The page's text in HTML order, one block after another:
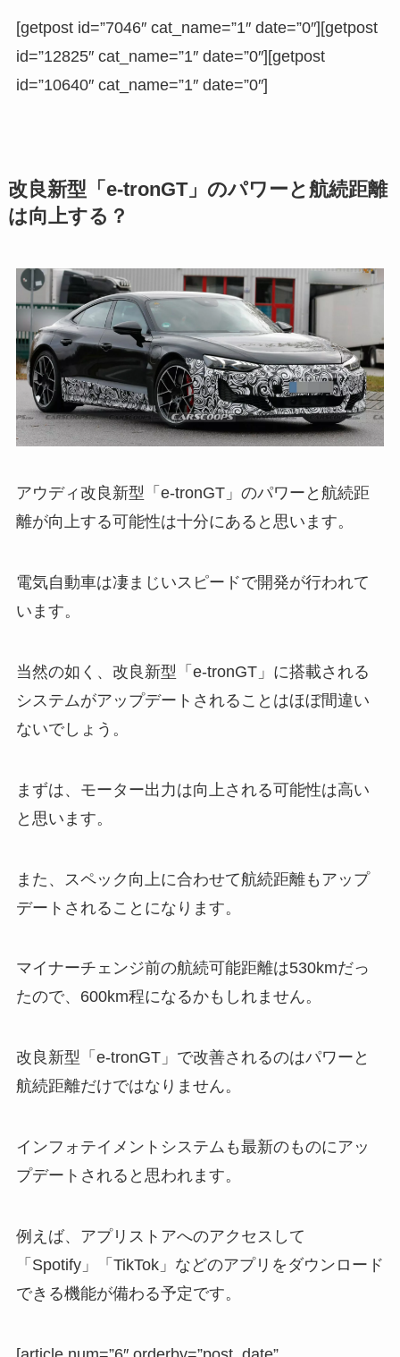
[getpost id=”7046″ cat_name=”1″ date=”0″][getpost
id=”12825″ cat_name=”1″ date=”0″][getpost
id=”10640″ cat_name=”1″ date=”0″]
改良新型「e-tronGT」のパワーと航続距離
は向上する？
アウディ改良新型「e-tronGT」のパワーと航続距
離が向上する可能性は十分にあると思います。
電気自動車は凄まじいスピードで開発が行われて
います。
当然の如く、改良新型「e-tronGT」に搭載される
システムがアップデートされることはほぼ間違い
ないでしょう。
まずは、モーター出力は向上される可能性は高い
と思います。
また、スペック向上に合わせて航続距離もアップ
デートされることになります。
マイナーチェンジ前の航続可能距離は530kmだっ
たので、600km程になるかもしれません。
改良新型「e-tronGT」で改善されるのはパワーと
航続距離だけではなりません。
インフォテイメントシステムも最新のものにアッ
プデートされると思われます。
例えば、アプリストアへのアクセスして
「 Spotify」「TikTok」などのアプリをダウンロード
できる機能が備わる予定です。